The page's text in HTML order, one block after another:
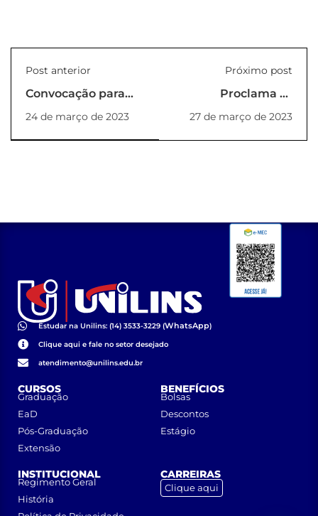
Post anterior
Convocação para
24 de março de 2023
Próximo post
Proclama os
para a composição
do Conselho
27 de março de 2023
Estudar na Unilins: (14) 3533-3229 (WhatsApp)
Clique aqui e fale no setor desejado
atendimento@unilins.edu.br
CURSOS
Graduação
EaD
Pós-Graduação
Extensão
BENEFÍCIOS
Bolsas
Descontos
Estágio
INSTITUCIONAL
Regimento Geral
História
CARREIRAS
Clique aqui